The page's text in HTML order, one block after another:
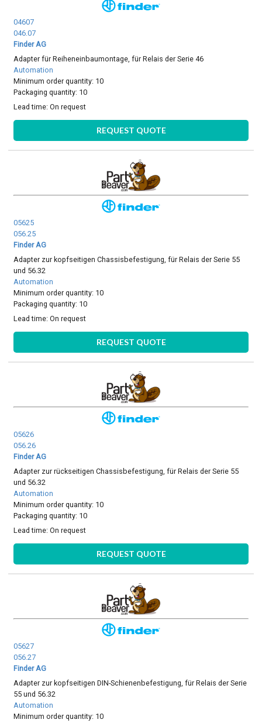
04607
046.07
Finder AG
Adapter für Reiheneinbaumontage, für Relais der Serie 46
Automation
Minimum order quantity: 10
Packaging quantity: 10
Lead time:On request
REQUEST QUOTE
05625
056.25
Finder AG
Adapter zur kopfseitigen Chassisbefestigung, für Relais der Serie 55
und 56.32
Automation
Minimum order quantity: 10
Packaging quantity: 10
Lead time:On request
REQUEST QUOTE
05626
056.26
Finder AG
Adapter zur rückseitigen Chassisbefestigung, für Relais der Serie 55
und 56.32
Automation
Minimum order quantity: 10
Packaging quantity: 10
Lead time:On request
REQUEST QUOTE
05627
056.27
Finder AG
Adapter zur kopfseitigen DIN-Schienenbefestigung, für Relais der Serie
55 und 56.32
Automation
Minimum order quantity: 10